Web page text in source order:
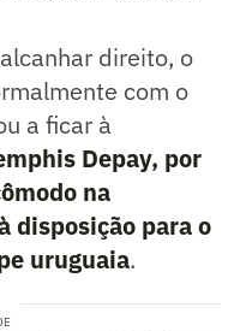
direito, o
com o
a ficar à
Depay, por
na
disposição para o
uruguaia.